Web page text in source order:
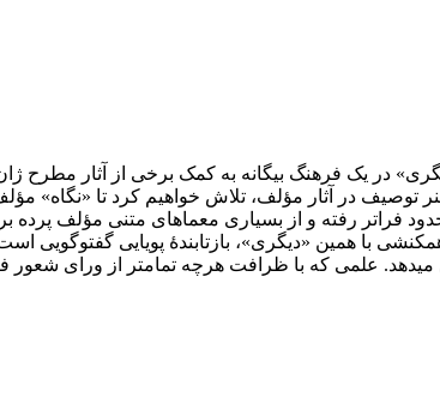
در یک فرهنگ بیگانه به کمک برخی از آثار مطرح
در آثار مؤلف، تلاش خواهیم کرد تا «نگاه» مؤلف
رفته و از بسیاری معماهای متنی مؤلف پرده
با همین «دیگری»، بازتابندۀ پویایی گفت­و­گویی است
علمی که با ظرافت هرچه تمام­تر از ورای شعور